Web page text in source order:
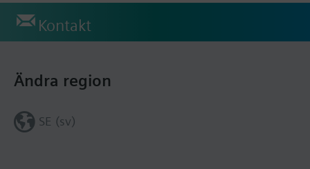
Kontakt
Ändra region
SE (sv)